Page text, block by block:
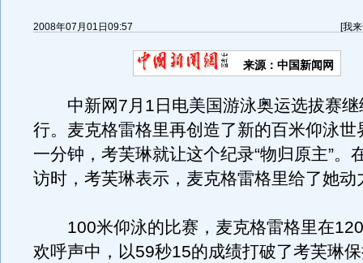
2008年07月01日09:57 [我
来源：中国新闻网
中新网7月1日电美国游泳奥运选拔赛继
行。麦克格雷格里再创造了新的百米仰泳世
一分钟，考芙琳就让这个纪录“物归原主”。
访时，考芙琳表示，麦克格雷格里给了她动
100米仰泳的比赛，麦克格雷格里在
欢呼声中，以59秒15的成绩打破了考芙琳